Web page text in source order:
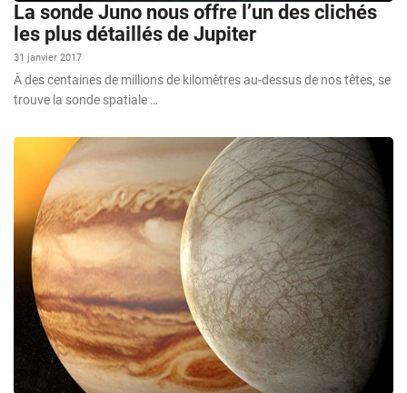
La sonde Juno nous offre l’un des clichés
les plus détaillés de Jupiter
31 janvier 2017
À des centaines de millions de kilomètres au-dessus de nos têtes, se
trouve la sonde spatiale …